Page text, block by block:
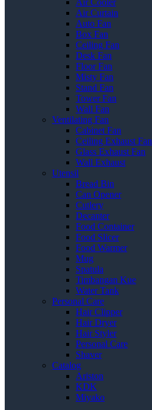
Air Cooler
Air Curtain
Auto Fan
Box Fan
Ceiling Fan
Desk Fan
Floor Fan
Misty Fan
Stand Fan
Tower Fan
Wall Fan
Ventilating Fan
Cabinet Fan
Ceiling Exhaust Fan
Glass Exhaust Fan
Wall Exhaust
Utensil
Bread Bin
Can Opener
Cutlery
Decanter
Food Container
Food Slicer
Food Warmer
Mug
Spatula
Timbangan Kue
Water Tank
Personal Care
Hair Clipper
Hair Dryer
Hair Styler
Personal Care
Shaver
Catalog
Ariston
KDK
Miyako